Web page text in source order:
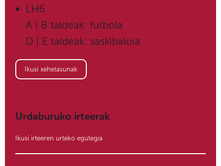
LH6
A | B taldeak: futbola
D | E taldeak: saskibaloia
Ikusi xehetasunak
Urdaburuko irteerak
Ikusi irteeren urteko egutegia